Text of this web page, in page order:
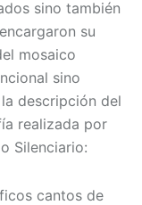
sino también
su
mosaico
sino
descripción del
realizada por
Silenciario:
cantos de